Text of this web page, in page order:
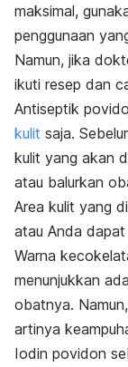
maksimal, g
penggunaan
Namun, jika
ikuti resep dan
Antiseptik
kulit saja.
kulit yang akan
atau balurkan
Area kulit yang
atau Anda
Warna
menunjukkan
obatnya.
artinya
Iodin povidon